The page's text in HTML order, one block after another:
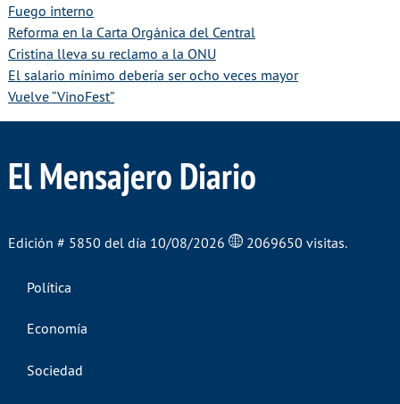
Fuego interno
Reforma en la Carta Orgánica del Central
Cristina lleva su reclamo a la ONU
El salario mínimo debería ser ocho veces mayor
Vuelve “VinoFest”
El Mensajero Diario
Edición # 5850 del día 10/08/2026 2069650 visitas.
Política
Economía
Sociedad